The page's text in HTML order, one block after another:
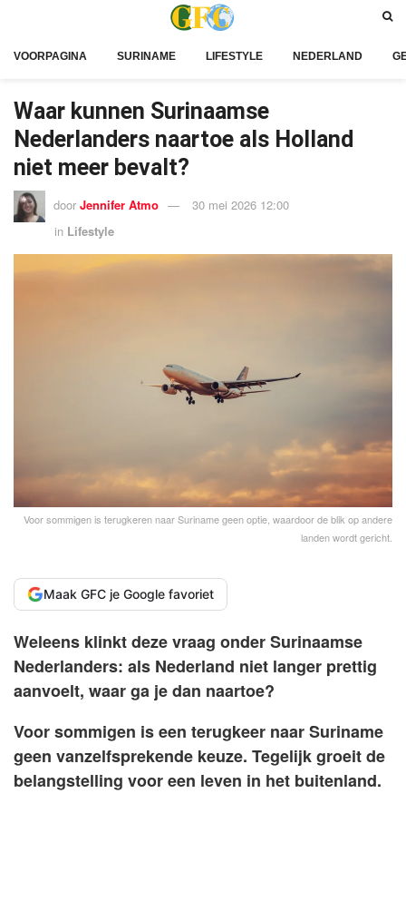
VOORPAGINA SURINAME LIFESTYLE NEDERLAND
Waar kunnen Surinaamse
Nederlanders naartoe als Holland
niet meer bevalt?
door Jennifer Atmo
30 mei 2026 12:00
in Lifestyle
Voor sommigen is terugkeren naar Suriname geen optie, waardoor de blik op andere
landen wordt gericht.
Maak GFC je Google favoriet
Weleens klinkt deze vraag onder Surinaamse
Nederlanders: als Nederland niet langer prettig
aanvoelt, waar ga je dan naartoe?
Voor sommigen is een terugkeer naar Suriname
geen vanzelfsprekende keuze. Tegelijk groeit de
belangstelling voor een leven in het buitenland.